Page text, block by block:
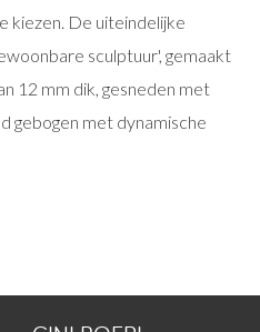
kiezen. De uiteindelijke
sculptuur', gemaakt
12 mm dik, gesneden met
gebogen met dynamische